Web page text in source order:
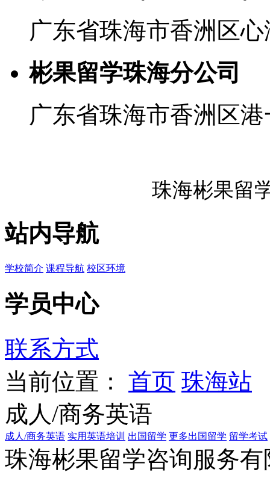
广东省珠海市香洲区
彬果留学珠海分公司
广东省珠海市香洲区
珠海彬果留
站内导航
学校简介 课程导航 校区环境
学员中心
联系方式
当前位置：
首页 珠海站
成人/商务英语
成人/商务英语 实用英语培训 出国留学 更多出国留学 留学考试
珠海彬果留学咨询服务有